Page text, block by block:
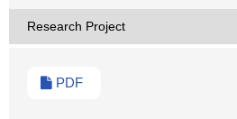
Research Project
PDF